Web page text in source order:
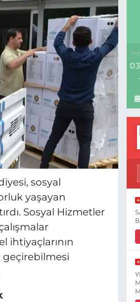
sosyal
yaşayan
Sosyal Hizmetler
ihtiyaçlarının
geçirebilmesi